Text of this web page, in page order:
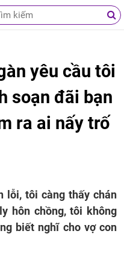
yêu cầu tôi
soạn đãi bạn
ra ai nấy trố
lỗi, tôi càng thấy chán
hôn chồng, tôi không
biết nghĩ cho vợ con